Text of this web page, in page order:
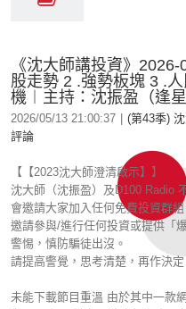
《沈大師講投資》
股走勢 2 .強勢板塊 3 .
機︱主持：沈振盈（逢
2026/05/13 21:00:37 (第43季)
評論
【【2023沈大師澄清啟示】】
沈大師（沈振盈）及D100 Radio
會邀請大家加入任何免費投資群
邀請參與/進行任何投資或提供「
警惕，慎防騙徒出沒。
請提高警覺，思考清楚，再作決定
未能下載節目重溫 由於其中一款